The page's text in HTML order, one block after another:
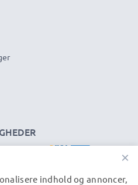
×
indhold og annoncer,